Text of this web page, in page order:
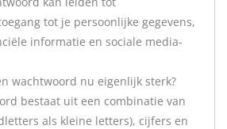
tot je persoonlijke gegevens,
informatie en sociale media-
wachtwoord nu eigenlijk sterk?
bestaat uit een combinatie van
als kleine letters), cijfers en